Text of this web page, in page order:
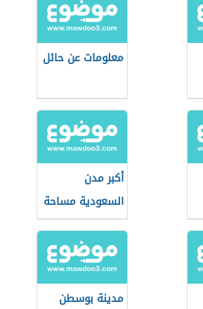
معلومات عن حائل
أكبر مدن
السعودية مساحة
مدينة بوسطن